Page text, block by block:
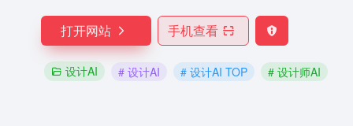
打开网站 手机查看
设计AI # 设计AI # 设计AI TOP # 设计师AI